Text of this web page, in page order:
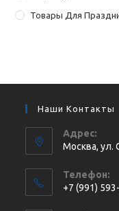
Товары Для
Наши Контакты
Адрес:
Москва, ул.
Телефон:
+7 (991)